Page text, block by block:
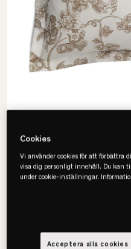
Cookies
Vi använder cookies för att förbättra
visa dig personligt innehåll. Du kan
under cookie-inställningar.
Acceptera alla cookies